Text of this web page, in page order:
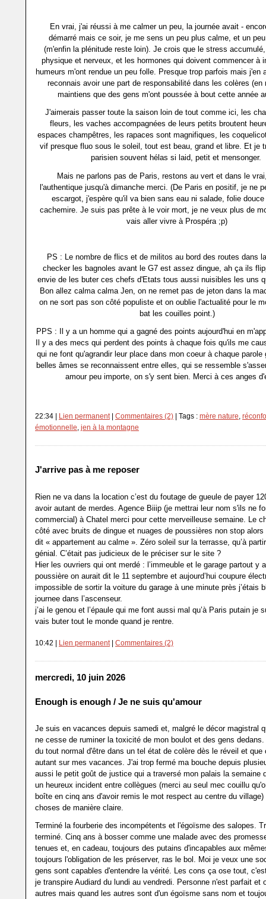
En vrai, j'ai réussi à me calmer un peu, la journée avait -
démarré mais ce soir, je me sens un peu plus calme, et un
(m'enfin la plénitude reste loin). Je crois que le stress
physique et nerveux, et les hormones qui doivent commencer à
humeurs m'ont rendue un peu folle. Presque trop parfois mais j'en
reconnais avoir une part de responsabilité dans les colères (en
maintiens que des gens m'ont poussée à bout cette année
J'aimerais passer toute la saison loin de tout comme ici, les
fleurs, les vaches accompagnées de leurs petits broutent
espaces champêtres, les rapaces sont magnifiques, les
vif presque fluo sous le soleil, tout est beau, grand et libre. Et je
parisien souvent hélas si laid, petit et mensonger.
Mais ne parlons pas de Paris, restons au vert et dans le
l'authentique jusqu'à dimanche merci. (De Paris en positif, je ne
escargot, j'espère qu'il va bien sans eau ni salade, folie
cachemire. Je suis pas prête à le voir mort, je ne veux plus de
vais aller vivre à Prospéra ;p)
PS : Le nombre de flics et de militos au bord des routes dans
checker les bagnoles avant le G7 est assez dingue, ah ça ils
envie de les buter ces chefs d'Etats tous aussi nuisibles les uns
Bon allez calma calma Jen, on ne remet pas de jeton dans la
on ne sort pas son côté populiste et on oublie l'actualité pour le
bat les couilles point.)
PPS : Il y a un homme qui a gagné des points aujourd'hui en
Il y a des mecs qui perdent des points à chaque fois qu'ils me
qui ne font qu'agrandir leur place dans mon coeur à chaque parole
belles âmes se reconnaissent entre elles, qui se ressemble
amour peu importe, on s'y sent bien. Merci à ces anges
22:34 | Lien permanent| Commentaires (2) | Tags : mère nature,
émotionnelle, jen à la montagne
J'arrive pas à me reposer
Rien ne va dans la location c’est du foutage de gueule de payer
avoir autant de merdes. Agence Biiip (je mettrai leur nom s'ils ne
commercial) à Chatel merci pour cette merveilleuse semaine. Le
côté avec bruits de dingue et nuages de poussières non stop alors
dit « appartement au calme ». Zéro soleil sur la terrasse, qu’à
génial. C’était pas judicieux de le préciser sur le site ?
Hier les ouvriers qui ont merdé : l’immeuble et le garage partout y
poussière on aurait dit le 11 septembre et aujourd’hui coupure
impossible de sortir la voiture du garage à une minute près j’étais
journee dans l’ascenseur.
j’ai le genou et l’épaule qui me font aussi mal qu’à Paris putain je
vais buter tout le monde quand je rentre.
10:42 | Lien permanent | Commentaires (2)
mercredi, 10 juin 2026
Enough is enough / Je ne suis qu'amour
Je suis en vacances depuis samedi et, malgré le décor magistral
ne cesse de ruminer la toxicité de mon boulot et des gens
du tout normal d'être dans un tel état de colère dès le réveil et que
autant sur mes vacances. J'ai trop fermé ma bouche depuis
aussi le petit goût de justice qui a traversé mon palais la semaine
un heureux incident entre collègues (merci au seul mec couillu
boîte en cinq ans d'avoir remis le mot respect au centre du
choses de manière claire.
Terminé la fourberie des incompétents et l'égoïsme des salopes.
terminé. Cinq ans à bosser comme une malade avec des
tenues et, en cadeau, toujours des putains d'incapables aux
toujours l'obligation de les préserver, ras le bol. Moi je veux une
gens sont capables d'entendre la vérité. Les cons ça ose tout,
je transpire Audiard du lundi au vendredi. Personne n'est parfait et
autres mais quand les autres sont d'un égoïsme sans nom et